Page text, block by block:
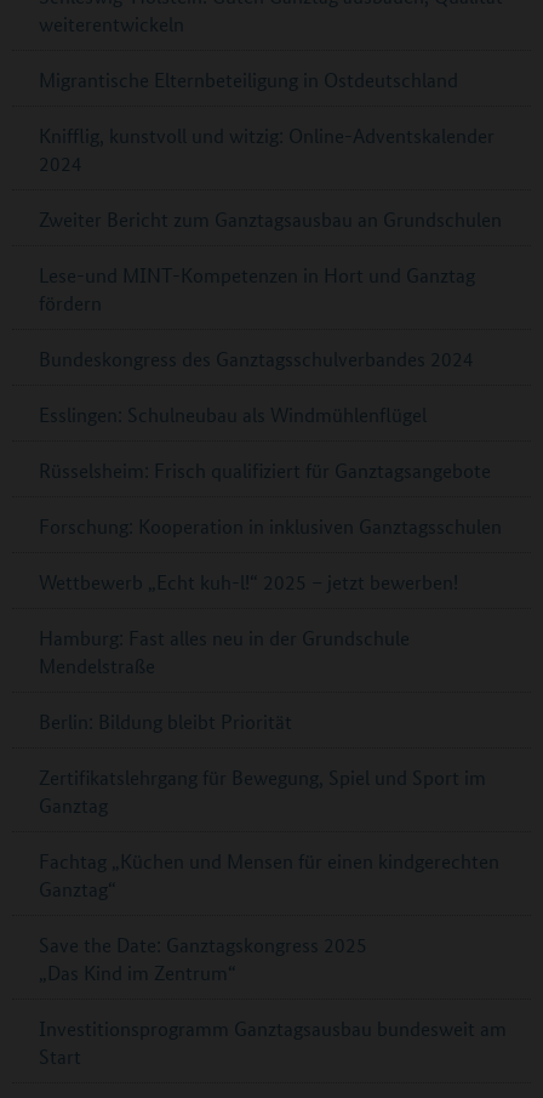
weiterentwickeln
Migrantische Elternbeteiligung in Ostdeutschland
Knifflig, kunstvoll und witzig: Online-Adventskalender
2024
Zweiter Bericht zum Ganztagsausbau an Grundschulen
Lese-und MINT-Kompetenzen in Hort und Ganztag
fördern
Bundeskongress des Ganztagsschulverbandes 2024
Esslingen: Schulneubau als Windmühlenflügel
Rüsselsheim: Frisch qualifiziert für Ganztagsangebote
Forschung: Kooperation in inklusiven Ganztagsschulen
Wettbewerb „Echt kuh-l!“ 2025 – jetzt bewerben!
Hamburg: Fast alles neu in der Grundschule
Mendelstraße
Berlin: Bildung bleibt Priorität
Zertifikatslehrgang für Bewegung, Spiel und Sport im
Ganztag
Fachtag „Küchen und Mensen für einen kindgerechten
Ganztag“
Save the Date: Ganztagskongress 2025
„Das Kind im Zentrum“
Investitionsprogramm Ganztagsausbau bundesweit am
Start